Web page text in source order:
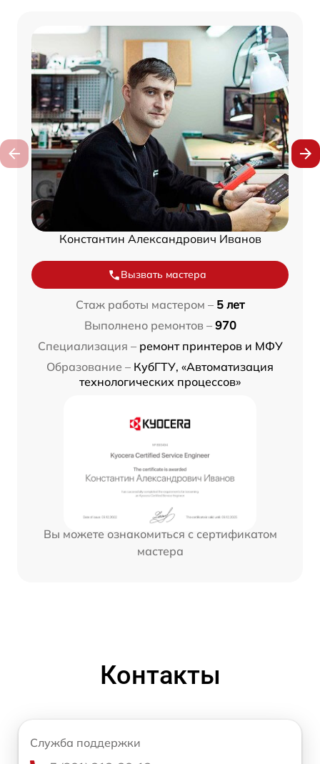
Константин Александрович Иванов
Вызвать мастера
Стаж работы мастером – 5 лет
Выполнено ремонтов – 970
Специализация – ремонт принтеров и МФУ
Образование – КубГТУ, «Автоматизация
технологических процессов»
Вы можете ознакомиться с сертификатом
мастера
Контакты
Служба поддержки